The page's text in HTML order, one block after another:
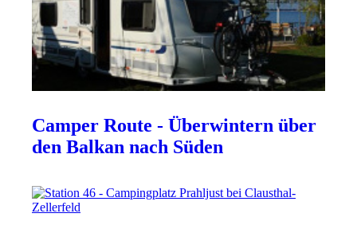
Camper Route - Überwintern über
den Balkan nach Süden